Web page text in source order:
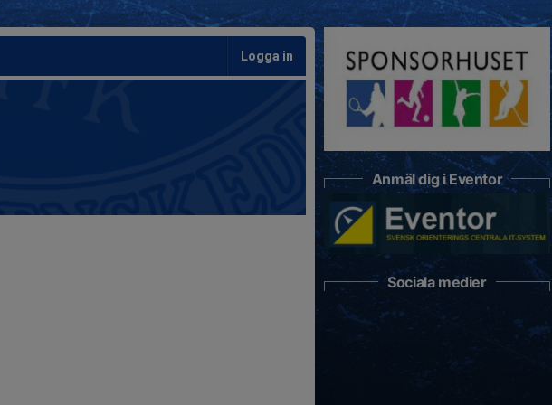
Logga in
Anmäl dig i Eventor
Sociala medier